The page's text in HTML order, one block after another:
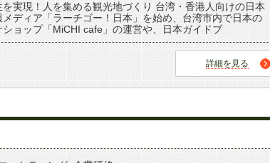
を実現！人を集める観光地づくり 台湾・香港人向けの日本
メディア「ラーチゴー！日本」を始め、台湾市内で日本の
ショップ「MiCHI cafe」の運営や、日本ガイドブ
詳細を見る